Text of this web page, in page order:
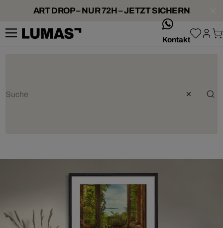
ART DROP – NUR 72H – JETZT SICHERN
Kontakt